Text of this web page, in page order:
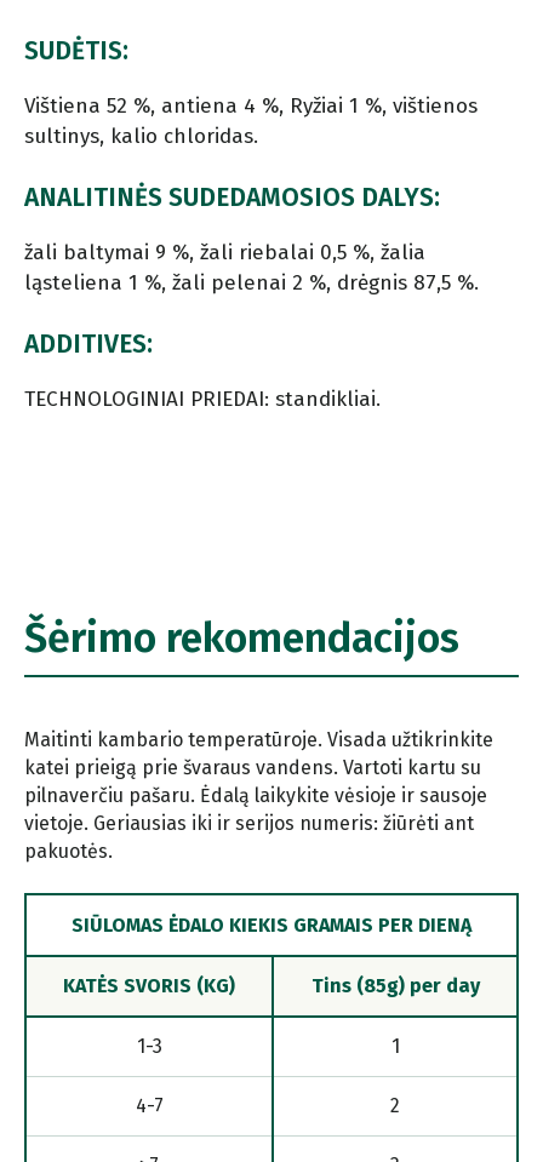
SUDĖTIS:
Vištiena 52 %, antiena 4 %, Ryžiai 1 %, vištienos
sultinys, kalio chloridas.
ANALITINĖS SUDEDAMOSIOS DALYS:
žali baltymai 9 %, žali riebalai 0,5 %, žalia
ląsteliena 1 %, žali pelenai 2 %, drėgnis 87,5 %.
ADDITIVES:
TECHNOLOGINIAI PRIEDAI: standikliai.
Šėrimo rekomendacijos
Maitinti kambario temperatūroje. Visada užtikrinkite
katei prieigą prie švaraus vandens. Vartoti kartu su
pilnaverčiu pašaru. Ėdalą laikykite vėsioje ir sausoje
vietoje. Geriausias iki ir serijos numeris: žiūrėti ant
pakuotės.
SIŪLOMAS ĖDALO KIEKIS GRAMAIS PER DIENĄ
KATĖS SVORIS (KG) Tins (85g) per day
1-3 1
4-7 2